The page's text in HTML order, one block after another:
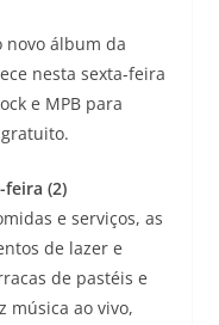
novo álbum da
nesta sexta-feira
e MPB para
(2)
e serviços, as
de lazer e
de pastéis e
música ao vivo,